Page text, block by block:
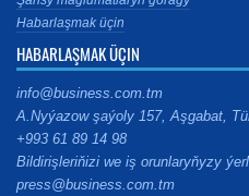
Habarlaşmak üçin
HABARLAŞMAK ÜÇIN
info@business.com.tm
A.Nyýazow şaýoly 157, Aşgabat,
+993 61 89 14 98
Bildirişleriňizi we iş orunlaryňyzy
press@business.com.tm